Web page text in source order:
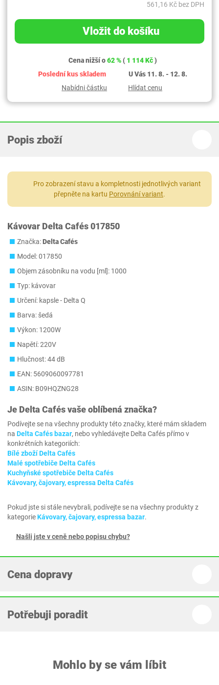
561,16 Kč bez DPH
Vložit do košíku
Cena nižší o62 % ( 1 114 Kč)
Poslední kus skladem
U Vás 11. 8. - 12. 8.
Nabídni částku
Hlídat cenu
Popis zboží
Pro zobrazení stavu a kompletnosti jednotlivých variant
přepněte na kartu Porovnání variant.
Kávovar Delta Cafés 017850
Značka:Delta Cafés
Model: 017850
Objem zásobníku na vodu [ml]: 1000
Typ: kávovar
Určení: kapsle - Delta Q
Barva: šedá
Výkon: 1200W
Napětí: 220V
Hlučnost: 44 dB
EAN: 5609060097781
ASIN: B09HQZNG28
Je Delta Cafésvaše oblíbená značka?
Podívejte se na všechny produkty této značky, které mám skladem
na Delta Cafés bazar, nebo vyhledávejte Delta Cafés přímo v
konkrétních kategoriích:
Bílé zboží Delta Cafés
Malé spotřebiče Delta Cafés
Kuchyňské spotřebiče Delta Cafés
Kávovary, čajovary, espressa Delta Cafés
Pokud jste si stále nevybrali, podívejte se na všechny produkty z
kategorieKávovary, čajovary, espressa bazar.
Našli jste v ceně nebo popisu chybu?
Cena dopravy
Potřebuji poradit
Mohlo by se vám líbit